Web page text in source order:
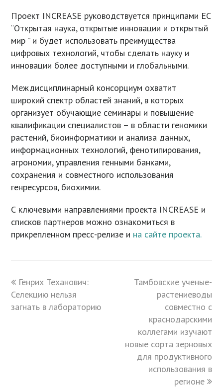
Проект INCREASE руководствуется принципами ЕС
“Открытая наука, открытые инновации и открытый
мир ” и будет использовать преимущества
цифровых технологий, чтобы сделать науку и
инновации более доступными и глобальными.
Междисциплинарный консорциум охватит
широкий спектр областей знаний, в которых
организует обучающие семинары и повышение
квалификации специалистов – в области геномики
растений, биоинформатики и анализа данных,
информационных технологий, фенотипирования,
агрономии, управления генными банками,
сохранения и совместного использования
генресурсов, биохимии.
С ключевыми направлениями проекта INCREASE и
списков партнеров можно ознакомиться в
прикрепленном пресс-релизе и на сайте проекта.
previous
post:
Генрих Теханович:
Селекцию нельзя
загнать в лабораторию
next
Тамбовские ученые-
растениеводы
совместно с
краснодарскими
коллегами изучают
новые сорта зерновых
для продуктивного
использования в
регионе